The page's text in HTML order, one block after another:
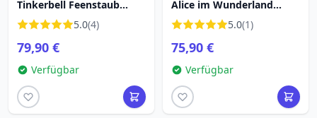
Tinkerbell Feenstaub
Samt-Mini-Rucksack -
Disney Loungefly Peter
Pan
5.0(4)
79,90 €
Verfügbar
Alice im Wunderland
Mini-Rucksack mit
Blumenstickerei - Disney
Loungefly
5.0(1)
75,90 €
Verfügbar